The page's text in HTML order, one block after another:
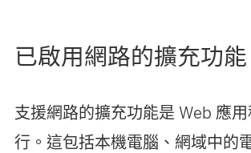
已啟用網路的擴充功能
支援網路的擴充功能是 Web 應
行。這包括本機電腦、網域中的